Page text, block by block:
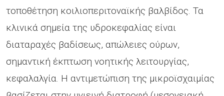
τοποθέτηση κοιλιοπεριτοναϊκής βαλβίδος. Τα
κλινικά σημεία της υδροκεφαλίας είναι
διαταραχές βαδίσεως, απώλειες ούρων,
σημαντική έκπτωση νοητικής λειτουργίας,
κεφαλαλγία. Η αντιμετώπιση της μικροϊσχαιμίας